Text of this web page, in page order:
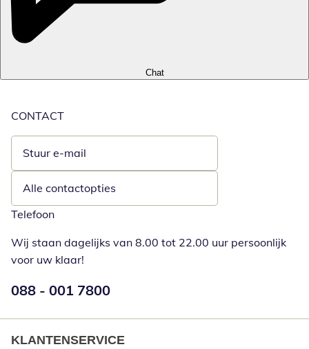
Chat
CONTACT
Stuur e-mail
Opent e-mailclient
Alle contactopties
Telefoon
Wij staan dagelijks van 8.00 tot 22.00 uur persoonlijk
voor uw klaar!
Telefoonnummer:
088 - 001 7800
KLANTENSERVICE